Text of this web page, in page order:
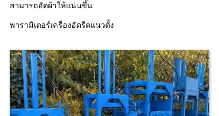
สามารถอัดผ้าให้แน่นขึ้น
พารามิเตอร์เครื่องอัดรีดแนวตั้ง